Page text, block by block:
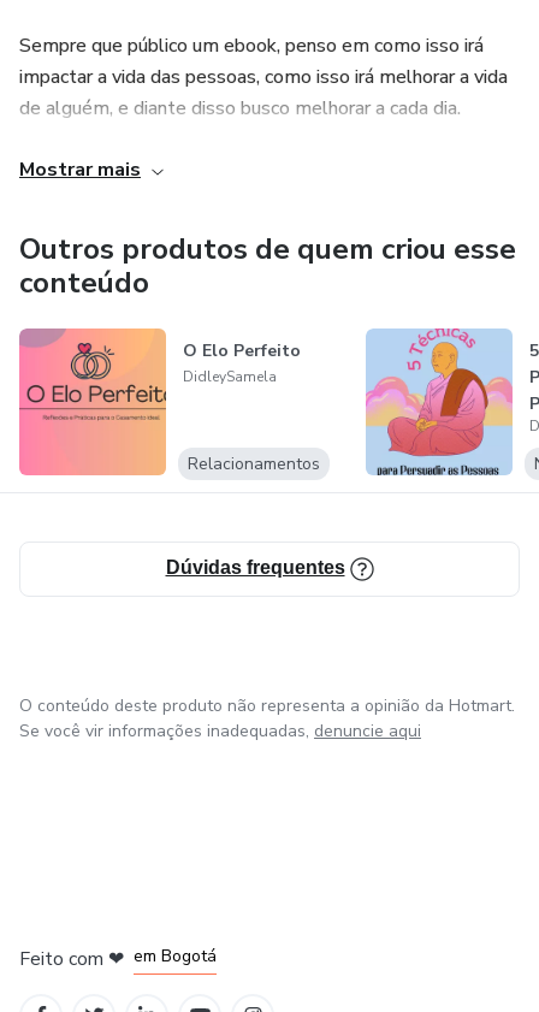
Sempre que público um ebook, penso em como isso irá
impactar a vida das pessoas, como isso irá melhorar a vida
de alguém, e diante disso busco melhorar a cada dia.
Obrigada por comprarem meu ebook, boa leitura!
você treinar, melhor vai se compreender.
Consequentemente, melhor será a sua narrativa diante dos
outros.
Mostrar mais
Outros produtos de quem criou esse
conteúdo
O Elo Perfeito
DidleySamela
Relacionamentos
Dúvidas frequentes
O conteúdo deste produto não representa a opinião da Hotmart.
Se você vir informações inadequadas, denuncie aqui
Feito com ❤ em Bogotá